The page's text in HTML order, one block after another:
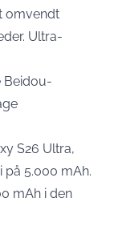
omvendt
Ultra-
Beidou-
S26 Ultra,
på 5.000 mAh.
mAh i den